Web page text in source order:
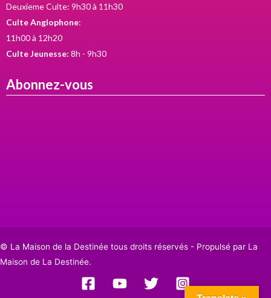
Deuxieme Culte: 9h30 à 11h30
Culte Anglophone:
11h00 à 12h20
Culte Jeunesse: 8h - 9h30
Abonnez-vous
© La Maison de la Destinée tous droits réservés - Propulsé par La
Maison de La Destinée.